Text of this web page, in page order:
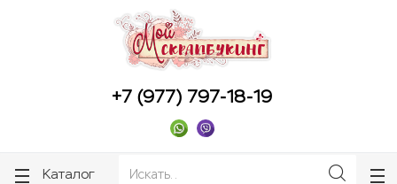
+7 (977) 797-18-19
Каталог